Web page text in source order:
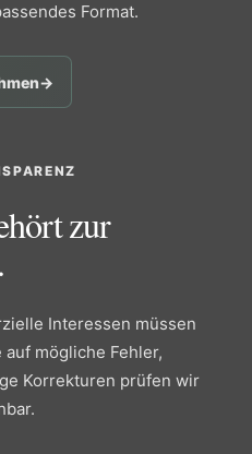
Format.
→
zur
Interessen müssen
mögliche Fehler,
Korrekturen prüfen wir